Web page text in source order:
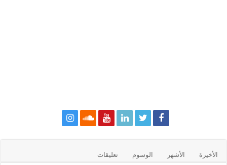
الأخيرة الأشهر الوسوم تعليقات